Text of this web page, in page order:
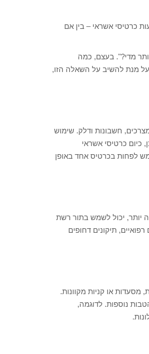
כרטיסי אשראי – בין אם
מדי?". בעצם, כמה
מנת להשיב על השאלה הזו,
חשבונות ודלק. שימוש
כיום כרטיסי אשראי
לפחות בכרטיס אחד באופן
יותר, יכול לשמש בתור רשת
תיקונים דחופים
מסעדות או קניות מקוונות.
נוספות. לדוגמה,